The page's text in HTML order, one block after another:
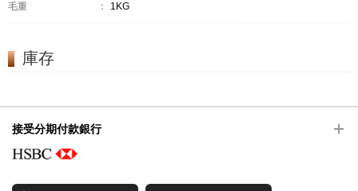
毛重 ： 1KG
庫存
接受分期付款銀行